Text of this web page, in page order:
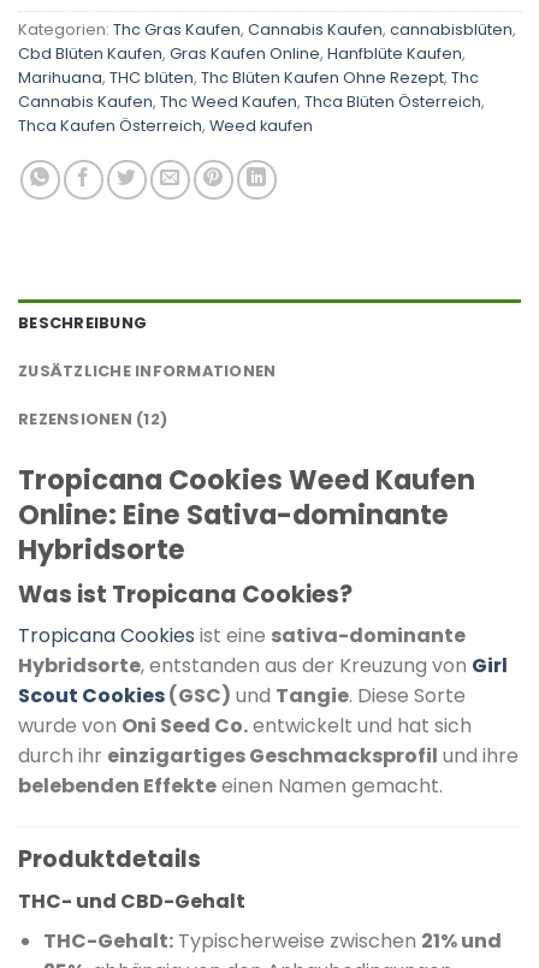
Kategorien: Thc Gras Kaufen, Cannabis Kaufen, cannabisblüten,
Cbd Blüten Kaufen, Gras Kaufen Online, Hanfblüte Kaufen,
Marihuana, THC blüten, Thc Blüten Kaufen Ohne Rezept, Thc
Cannabis Kaufen, Thc Weed Kaufen, Thca Blüten Österreich,
Thca Kaufen Österreich, Weed kaufen
BESCHREIBUNG
ZUSÄTZLICHE INFORMATIONEN
REZENSIONEN (12)
Tropicana Cookies Weed Kaufen
Online: Eine Sativa-dominante
Hybridsorte
Was ist Tropicana Cookies?
Tropicana Cookies ist eine sativa-dominante
Hybridsorte, entstanden aus der Kreuzung von Girl
Scout Cookies(GSC) und Tangie. Diese Sorte
wurde von Oni Seed Co.entwickelt und hat sich
durch ihr einzigartiges Geschmacksprofil und ihre
belebenden Effekteeinen Namen gemacht.
Produktdetails
THC- und CBD-Gehalt
THC-Gehalt: Typischerweise zwischen 21% und